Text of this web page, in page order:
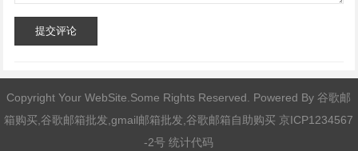
提交评论
Copyright Your WebSite.Some Rights Reserved. Powered By谷歌邮
箱购买,谷歌邮箱批发,gmail邮箱批发,谷歌邮箱自助购买 京ICP1234567
-2号 统计代码